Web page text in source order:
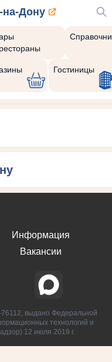
на-Дону
Гостиницы
Информация
Вакансии
выдано Федеральной
технологий и
12 июля 2019 г.